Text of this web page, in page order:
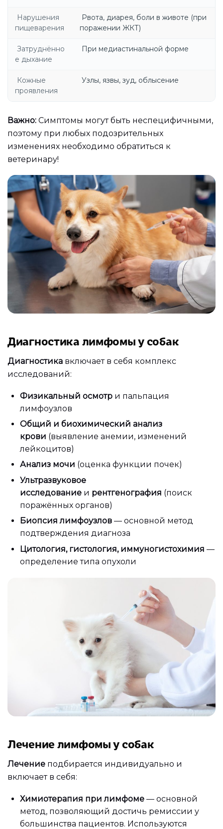
Нарушения
пищеварения
Рвота, диарея, боли в животе (при
поражении ЖКТ)
Затруднённо
е дыхание
При медиастинальной форме
Кожные
проявления
Узлы, язвы, зуд, облысение
Важно: Симптомы могут быть неспецифичными,
поэтому при любых подозрительных
изменениях необходимо обратиться к
ветеринару!
Диагностика лимфомы у собак
Диагностика включает в себя комплекс
исследований:
Физикальный осмотр и пальпация
лимфоузлов
Общий и биохимический анализ
крови (выявление анемии, изменений
лейкоцитов)
Анализ мочи (оценка функции почек)
Ультразвуковое
исследование и рентгенография (поиск
поражённых органов)
Биопсия лимфоузлов — основной метод
подтверждения диагноза
Цитология, гистология, иммуногистохимия —
определение типа опухоли
Лечение лимфомы у собак
Лечение подбирается индивидуально и
включает в себя:
Химиотерапия при лимфоме — основной
метод, позволяющий достичь ремиссии у
большинства пациентов. Используются